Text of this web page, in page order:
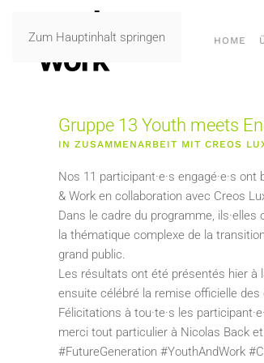
Zum Hauptinhalt springen HOME
Gruppe 13 Youth meets
IN ZUSAMMENARBEIT MIT CREOS
Nos 11 participant·e·s engagé·e·s
& Work en collaboration avec Creos
Dans le cadre du programme,
la thématique complexe de la
grand public.
Les résultats ont été présentés hier à
ensuite célébré la remise officielle
Félicitations à tou·te·s les
merci tout particulier à Nicolas Back
#FutureGeneration #YouthAndWork